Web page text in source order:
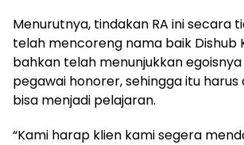
Menurutnya, tindakan RA ini secara
telah mencoreng nama baik Dishub
bahkan telah menunjukkan
pegawai honorer, sehingga itu
bisa menjadi pelajaran.
“Kami harap klien kami segera